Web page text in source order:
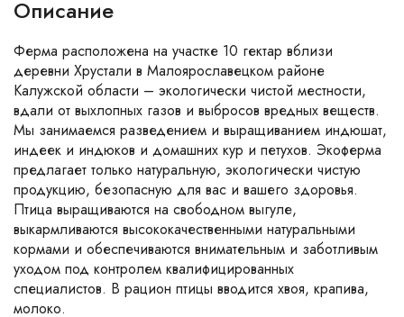
Описание
Ферма расположена на участке 10 гектар вблизи
деревни Хрустали в Малоярославецком районе
Калужской области – экологически чистой местности,
вдали от выхлопных газов и выбросов вредных веществ.
Мы занимаемся разведением и выращиванием индюшат,
индеек и индюков и домашних кур и петухов. Экоферма
предлагает только натуральную, экологически чистую
продукцию, безопасную для вас и вашего здоровья.
Птица выращиваются на свободном выгуле,
выкармливаются высококачественными натуральными
кормами и обеспечиваются внимательным и заботливым
уходом под контролем квалифицированных
специалистов. В рацион птицы вводится хвоя, крапива,
молоко.